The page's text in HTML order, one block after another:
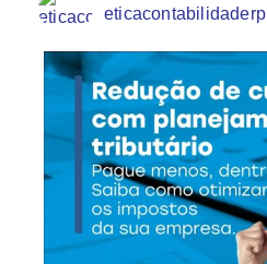
eticacontabilidaderp